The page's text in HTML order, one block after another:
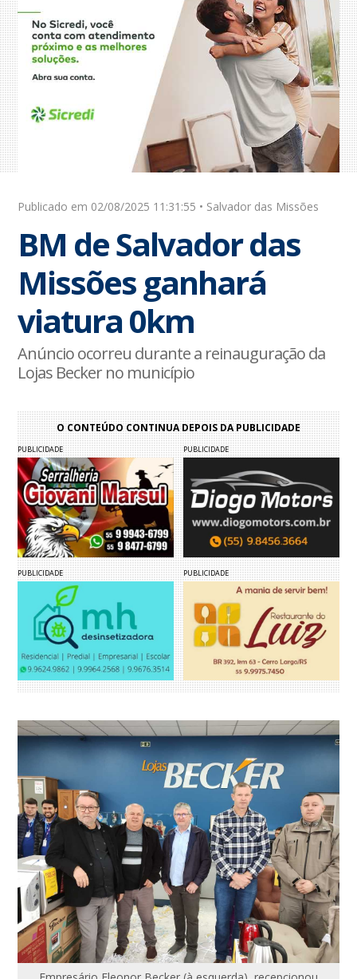
Publicado em 02/08/2025 11:31:55 • Salvador das Missões
BM de Salvador das
Missões ganhará
viatura 0km
Anúncio ocorreu durante a reinauguração da
Lojas Becker no município
O CONTEÚDO CONTINUA DEPOIS DA PUBLICIDADE
PUBLICIDADE PUBLICIDADE
PUBLICIDADE PUBLICIDADE